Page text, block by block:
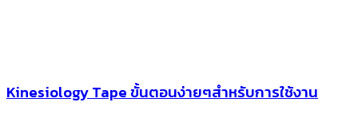
Kinesiology Tape ขั้นตอนง่ายๆสำหรับการใช้งาน